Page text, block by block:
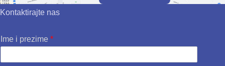
Kontaktirajte nas
Ime i prezime *